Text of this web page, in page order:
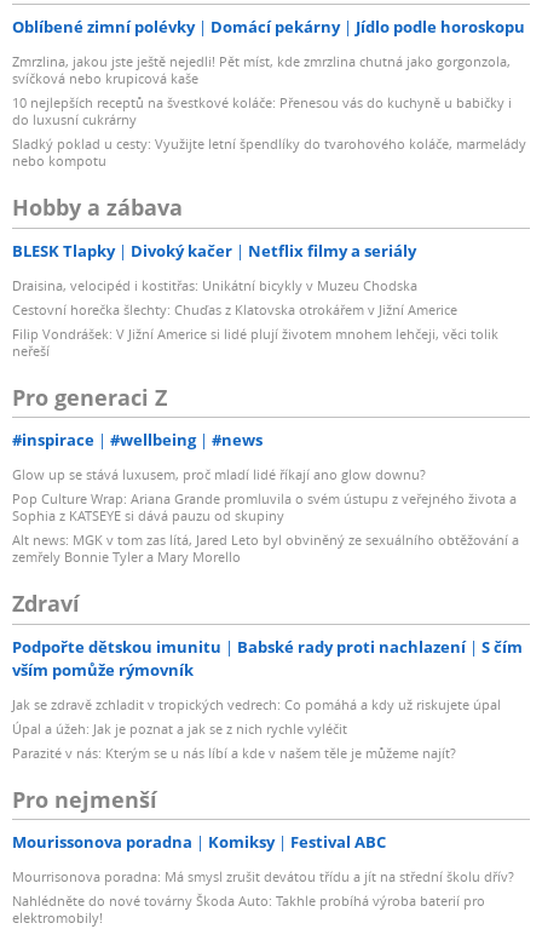
Oblíbené zimní polévky Domácí pekárny Jídlo podle horoskopu
Zmrzlina, jakou jste ještě nejedli! Pět míst, kde zmrzlina chutná jako gorgonzola,
svíčková nebo krupicová kaše
10 nejlepších receptů na švestkové koláče: Přenesou vás do kuchyně u babičky i
do luxusní cukrárny
Sladký poklad u cesty: Využijte letní špendlíky do tvarohového koláče, marmelády
nebo kompotu
Hobby a zábava
BLESK Tlapky Divoký kačer Netflix filmy a seriály
Draisina, velocipéd i kostitřas: Unikátní bicykly v Muzeu Chodska
Cestovní horečka šlechty: Chuďas z Klatovska otrokářem v Jižní Americe
Filip Vondrášek: V Jižní Americe si lidé plují životem mnohem lehčeji, věci tolik
neřeší
Pro generaci Z
#inspirace #wellbeing #news
Glow up se stává luxusem, proč mladí lidé říkají ano glow downu?
Pop Culture Wrap: Ariana Grande promluvila o svém ústupu z veřejného života a
Sophia z KATSEYE si dává pauzu od skupiny
Alt news: MGK v tom zas lítá, Jared Leto byl obviněný ze sexuálního obtěžování a
zemřely Bonnie Tyler a Mary Morello
Zdraví
Podpořte dětskou imunitu Babské rady proti nachlazení
S čím
vším pomůže rýmovník
Jak se zdravě zchladit v tropických vedrech: Co pomáhá a kdy už riskujete úpal
Úpal a úžeh: Jak je poznat a jak se z nich rychle vyléčit
Parazité v nás: Kterým se u nás líbí a kde v našem těle je můžeme najít?
Pro nejmenší
Mourissonova poradna Komiksy Festival ABC
Mourrisonova poradna: Má smysl zrušit devátou třídu a jít na střední školu dřív?
Nahlédněte do nové továrny Škoda Auto: Takhle probíhá výroba baterií pro
elektromobily!